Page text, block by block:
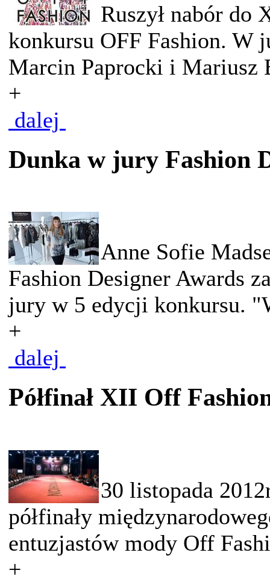
Ruszył nabór do
konkursu OFF Fashion. W
Marcin Paprocki i Mariusz
+
dalej
Dunka w jury Fashion
Anne Sofie
Fashion Designer Awards
jury w 5 edycji konkursu.
+
dalej
Półfinał XII Off
30 listopada
półfinały
entuzjastów mody Off
+